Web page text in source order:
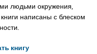
людьми окружения,
написаны с блеском
книгу